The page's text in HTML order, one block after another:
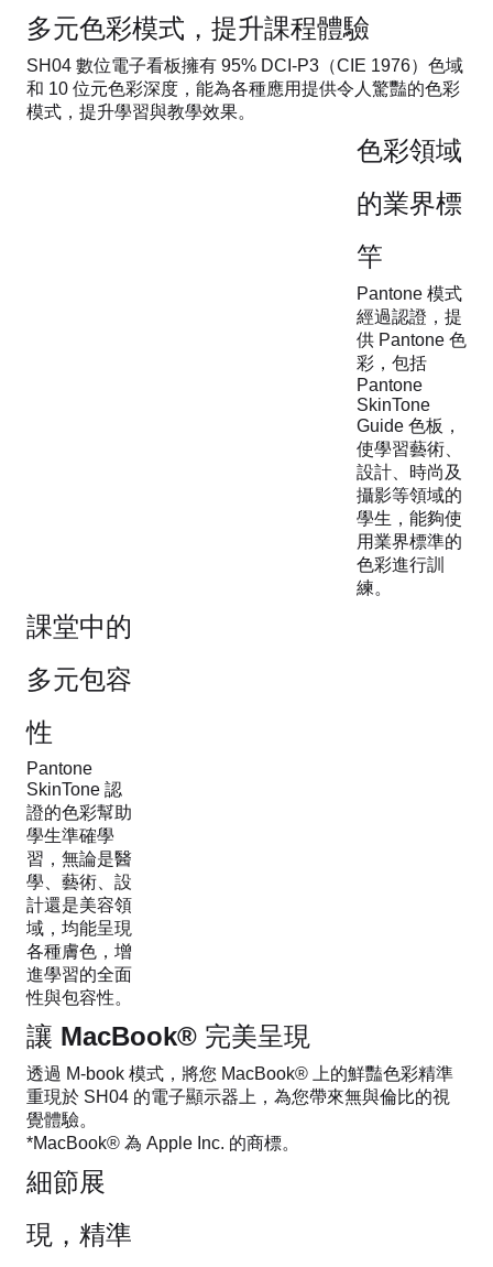
多元色彩模式，提升課程體驗
SH04 數位電子看板擁有 95% DCI-P3（CIE 1976）色域
和 10 位元色彩深度，能為各種應用提供令人驚豔的色彩
模式，提升學習與教學效果。
色彩領域
的業界標
竿
Pantone 模式
經過認證，提
供 Pantone 色
彩，包括
Pantone
SkinTone
Guide 色板，
使學習藝術、
設計、時尚及
攝影等領域的
學生，能夠使
用業界標準的
色彩進行訓
練。
課堂中的
多元包容
性
Pantone
SkinTone 認
證的色彩幫助
學生準確學
習，無論是醫
學、藝術、設
計還是美容領
域，均能呈現
各種膚色，增
進學習的全面
性與包容性。
讓 MacBook® 完美呈現
透過 M-book 模式，將您 MacBook® 上的鮮豔色彩精準
重現於 SH04 的電子顯示器上，為您帶來無與倫比的視
覺體驗。
*MacBook® 為 Apple Inc. 的商標。
細節展
現，精準